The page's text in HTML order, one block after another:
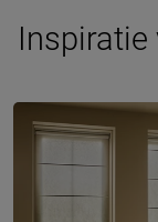
Inspiratie